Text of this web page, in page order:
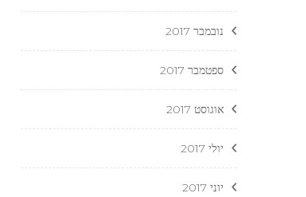
נובמבר 2017
ספטמבר 2017
אוגוסט 2017
יולי 2017
יוני 2017